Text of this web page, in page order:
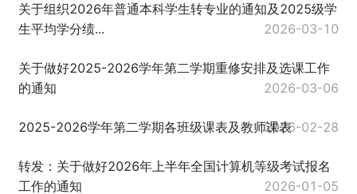
关于组织2026年普通本科学生转专业的通知及2025级学
生平均学分绩...
2026-03-10
关于做好2025-2026学年第二学期重修安排及选课工作
的通知
2026-03-06
2025-2026学年第二学期各班级课表及教师课表2026-02-28
转发：关于做好2026年上半年全国计算机等级考试报名
工作的通知
2026-01-05